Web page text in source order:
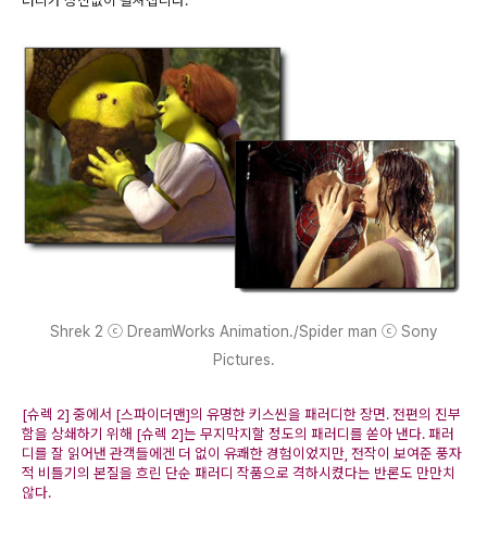
Shrek 2 ⓒ DreamWorks Animation./Spider man ⓒ Sony
Pictures.
[슈렉 2] 중에서 [스파이더맨]의 유명한 키스씬을 패러디한 장면. 전편의 진부
함을 상쇄하기 위해 [슈렉 2]는 무지막지할 정도의 패러디를 쏟아 낸다. 패러
디를 잘 읽어낸 관객들에겐 더 없이 유쾌한 경험이었지만, 전작이 보여준 풍자
적 비틀기의 본질을 흐린 단순 패러디 작품으로 격하시켰다는 반론도 만만치
않다.